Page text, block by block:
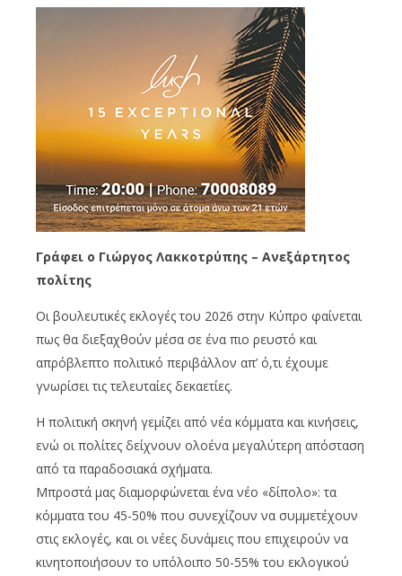
Γράφει ο Γιώργος Λακκοτρύπης – Ανεξάρτητος
πολίτης
Οι βουλευτικές εκλογές του 2026 στην Κύπρο φαίνεται
πως θα διεξαχθούν μέσα σε ένα πιο ρευστό και
απρόβλεπτο πολιτικό περιβάλλον απ’ ό,τι έχουμε
γνωρίσει τις τελευταίες δεκαετίες.
Η πολιτική σκηνή γεμίζει από νέα κόμματα και κινήσεις,
ενώ οι πολίτες δείχνουν ολοένα μεγαλύτερη απόσταση
από τα παραδοσιακά σχήματα.
Μπροστά μας διαμορφώνεται ένα νέο «δίπολο»: τα
κόμματα του 45-50% που συνεχίζουν να συμμετέχουν
στις εκλογές, και οι νέες δυνάμεις που επιχειρούν να
κινητοποιήσουν το υπόλοιπο 50-55% του εκλογικού